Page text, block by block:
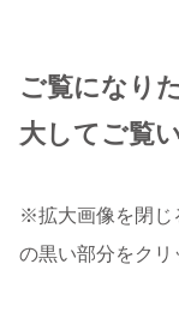
ご覧になり
大してご覧
※拡大画像を閉じ
の黒い部分をクリ